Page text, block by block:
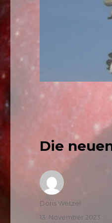
Die
Autor
Doris Wetzel
Veröffentlicht
13. November 2023